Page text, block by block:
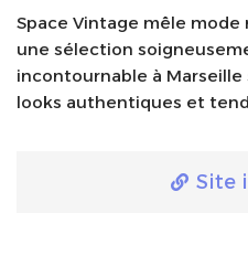
Space Vintage mêle
une sélection
incontournable à
looks authentiques et
Site